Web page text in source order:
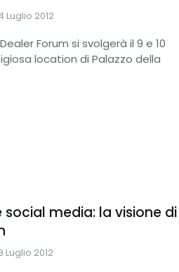
Luglio 2012
Forum si svolgerà il 9 e 10
location di Palazzo della
social media: la visione di
Luglio 2012